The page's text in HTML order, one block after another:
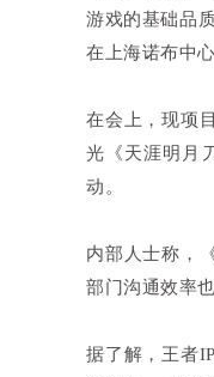
游戏的基础品
在上海诺布中
在会上，现项
光《天涯明月
动。
内部人士称，
部门沟通效率
据了解，王者